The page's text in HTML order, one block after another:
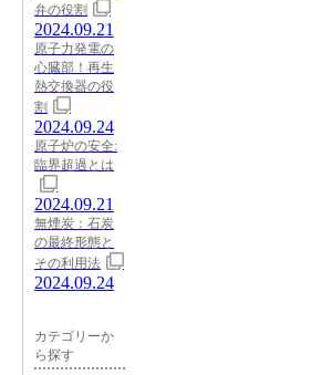
弁の役割
2024.09.21
原子力発電の
心臓部！再生
熱交換器の役
割
2024.09.24
原子炉の安全:
臨界超過とは
2024.09.21
無煙炭：石炭
の最終形態と
その利用法
2024.09.24
カテゴリーか
ら探す